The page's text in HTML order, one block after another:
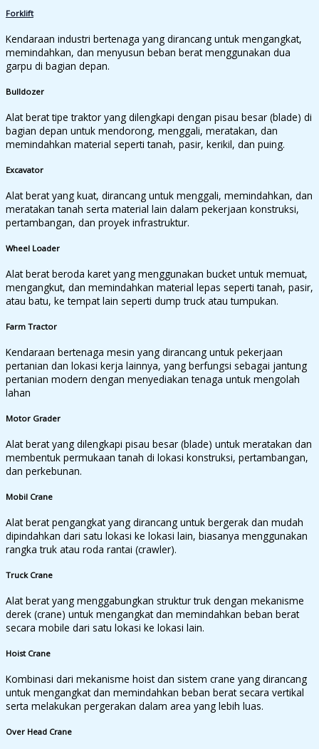
Forklift
Kendaraan industri bertenaga yang dirancang untuk mengangkat,
memindahkan, dan menyusun beban berat menggunakan dua
garpu di bagian depan.
Bulldozer
Alat berat tipe traktor yang dilengkapi dengan pisau besar (blade) di
bagian depan untuk mendorong, menggali, meratakan, dan
memindahkan material seperti tanah, pasir, kerikil, dan puing.
Excavator
Alat berat yang kuat, dirancang untuk menggali, memindahkan, dan
meratakan tanah serta material lain dalam pekerjaan konstruksi,
pertambangan, dan proyek infrastruktur.
Wheel Loader
Alat berat beroda karet yang menggunakan bucket untuk memuat,
mengangkut, dan memindahkan material lepas seperti tanah, pasir,
atau batu, ke tempat lain seperti dump truck atau tumpukan.
Farm Tractor
Kendaraan bertenaga mesin yang dirancang untuk pekerjaan
pertanian dan lokasi kerja lainnya, yang berfungsi sebagai jantung
pertanian modern dengan menyediakan tenaga untuk mengolah
lahan
Motor Grader
Alat berat yang dilengkapi pisau besar (blade) untuk meratakan dan
membentuk permukaan tanah di lokasi konstruksi, pertambangan,
dan perkebunan.
Mobil Crane
Alat berat pengangkat yang dirancang untuk bergerak dan mudah
dipindahkan dari satu lokasi ke lokasi lain, biasanya menggunakan
rangka truk atau roda rantai (crawler).
Truck Crane
Alat berat yang menggabungkan struktur truk dengan mekanisme
derek (crane) untuk mengangkat dan memindahkan beban berat
secara mobile dari satu lokasi ke lokasi lain.
Hoist Crane
Kombinasi dari mekanisme hoist dan sistem crane yang dirancang
untuk mengangkat dan memindahkan beban berat secara vertikal
serta melakukan pergerakan dalam area yang lebih luas.
Over Head Crane